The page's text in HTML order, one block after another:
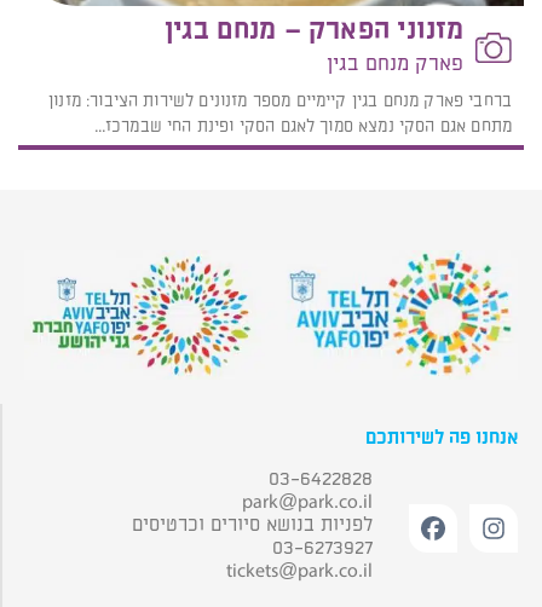
מזנוני הפארק – מנחם בגין
פארק מנחם בגין
ברחבי פארק מנחם בגין קיימיים מספר מזנונים לשירות הציבור: מזנון
מתחם אגם הסקי נמצא סמוך לאגם הסקי ופינת החי שבמרכז...
אנחנו פה לשירותכם
03-6422828
park@park.co.il
לפניות בנושא סיורים וכרטיסים
03-6273927
tickets@park.co.il